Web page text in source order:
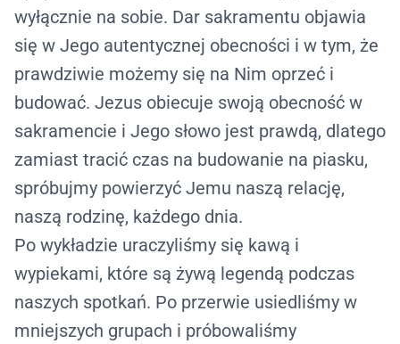
wyłącznie na sobie. Dar sakramentu objawia
się w Jego autentycznej obecności i w tym, że
prawdziwie możemy się na Nim oprzeć i
budować. Jezus obiecuje swoją obecność w
sakramencie i Jego słowo jest prawdą, dlatego
zamiast tracić czas na budowanie na piasku,
spróbujmy powierzyć Jemu naszą relację,
naszą rodzinę, każdego dnia.
Po wykładzie uraczyliśmy się kawą i
wypiekami, które są żywą legendą podczas
naszych spotkań. Po przerwie usiedliśmy w
mniejszych grupach i próbowaliśmy